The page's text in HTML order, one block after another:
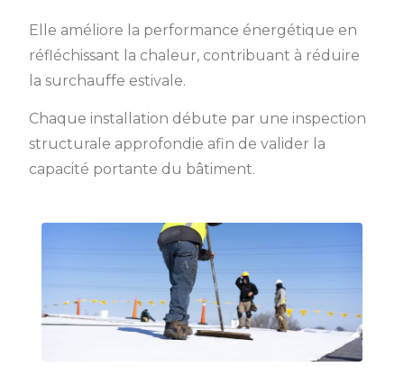
Elle améliore la performance énergétique en
réfléchissant la chaleur, contribuant à réduire
la surchauffe estivale.
Chaque installation débute par une inspection
structurale approfondie afin de valider la
capacité portante du bâtiment.